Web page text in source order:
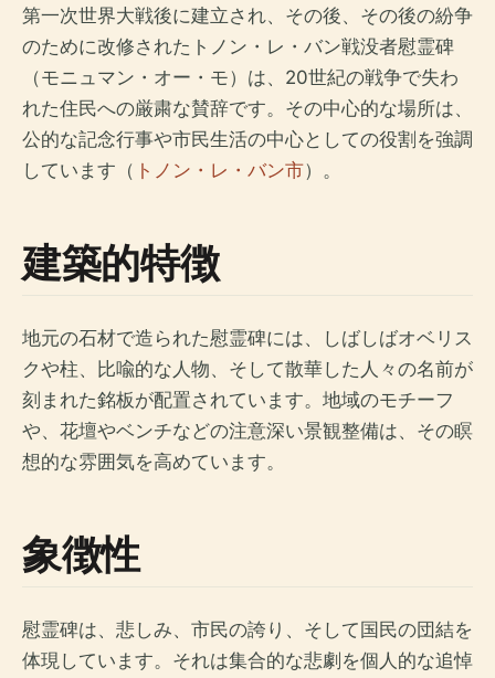
第一次世界大戦後に建立され、その後、その後の紛争
のために改修されたトノン・レ・バン戦没者慰霊碑
（モニュマン・オー・モ）は、20世紀の戦争で失わ
れた住民への厳粛な賛辞です。その中心的な場所は、
公的な記念行事や市民生活の中心としての役割を強調
しています（ トノン・レ・バン市）。
建築的特徴
地元の石材で造られた慰霊碑には、しばしばオベリス
クや柱、比喩的な人物、そして散華した人々の名前が
刻まれた銘板が配置されています。地域のモチーフ
や、花壇やベンチなどの注意深い景観整備は、その瞑
想的な雰囲気を高めています。
象徴性
慰霊碑は、悲しみ、市民の誇り、そして国民の団結を
体現しています。それは集合的な悲劇を個人的な追悼